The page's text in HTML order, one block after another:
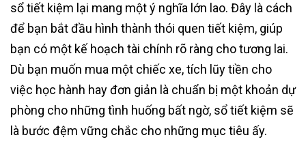
sổ tiết kiệm lại mang một ý nghĩa lớn lao. Đây là cách
để bạn bắt đầu hình thành thói quen tiết kiệm, giúp
bạn có một kế hoạch tài chính rõ ràng cho tương lai.
Dù bạn muốn mua một chiếc xe, tích lũy tiền cho
việc học hành hay đơn giản là chuẩn bị một khoản dự
phòng cho những tình huống bất ngờ, sổ tiết kiệm sẽ
là bước đệm vững chắc cho những mục tiêu ấy.